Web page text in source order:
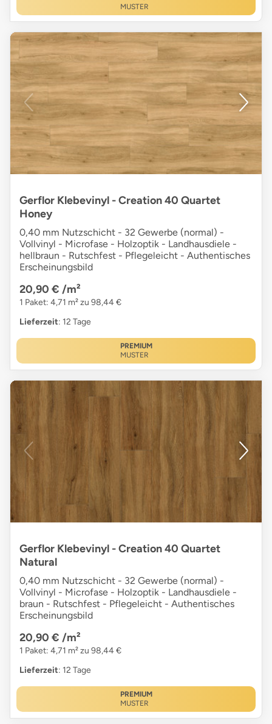
MUSTER
Gerflor Klebevinyl - Creation 40 Quartet
Honey
0,40 mm Nutzschicht - 32 Gewerbe (normal) -
Vollvinyl - Microfase - Holzoptik - Landhausdiele -
hellbraun - Rutschfest - Pflegeleicht - Authentisches
Erscheinungsbild
20,90 € /m²
1 Paket: 4,71 m² zu 98,44 €
Lieferzeit: 12 Tage
PREMIUM
MUSTER
Gerflor Klebevinyl - Creation 40 Quartet
Natural
0,40 mm Nutzschicht - 32 Gewerbe (normal) -
Vollvinyl - Microfase - Holzoptik - Landhausdiele -
braun - Rutschfest - Pflegeleicht - Authentisches
Erscheinungsbild
20,90 € /m²
1 Paket: 4,71 m² zu 98,44 €
Lieferzeit: 12 Tage
PREMIUM
MUSTER